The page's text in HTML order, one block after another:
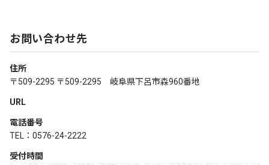
お問い合わせ先
住所
〒509-2295 〒509-2295 岐阜県下呂市森960番地
URL
電話番号
TEL：0576-24-2222
受付時間